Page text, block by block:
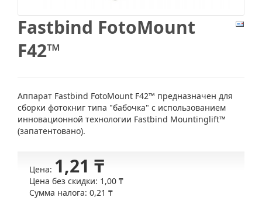
Fastbind FotoMount
F42™
Аппарат Fastbind FotoMount F42™ предназначен для
сборки фотокниг типа "бабочка" с использованием
инновационной технологии Fastbind Mountinglift™
(запатентовано).
Цена: 1,21 ₸
Цена без скидки: 1,00 ₸
Сумма налога: 0,21 ₸